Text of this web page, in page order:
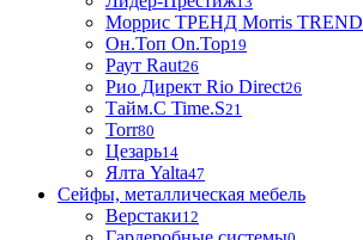
Моррис ТРЕНД Morris TREND
Он.Топ On.Top19
Раут Raut26
Рио Директ Rio Direct26
Тайм.С Time.S21
Torr80
Цезарь14
Ялта Yalta47
Сейфы, металлическая мебель
Верстаки12